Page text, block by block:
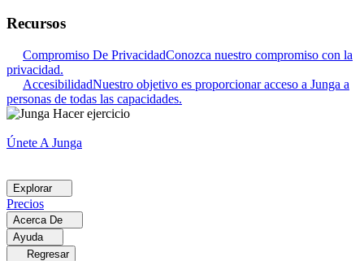
Recursos
Compromiso De PrivacidadConozca nuestro compromiso con la
privacidad.
AccesibilidadNuestro objetivo es proporcionar acceso a Junga a
personas de todas las capacidades.
Únete A Junga
Explorar
Precios
Acerca De
Ayuda
Regresar